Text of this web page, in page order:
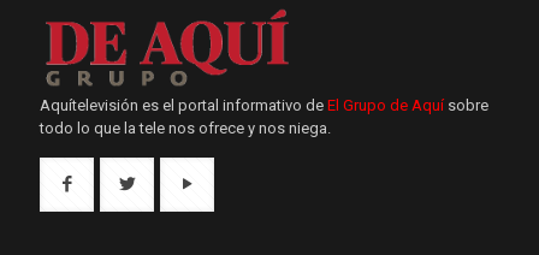
Aquítelevisión es el portal informativo de El Grupo de Aquí sobre
todo lo que la tele nos ofrece y nos niega.